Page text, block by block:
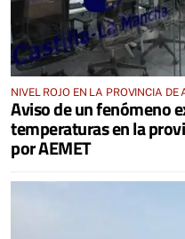
NIVEL ROJO EN LA PROVINCIA DE
REAL
Aviso de un fenómeno
temperaturas en la
por AEMET